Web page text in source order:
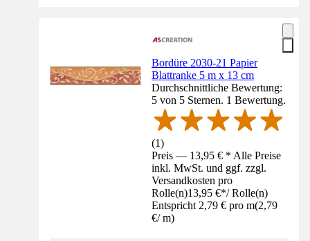
Bordüre 2030-21 Papier
Blattranke 5 m x 13 cm
Durchschnittliche Bewertung:
5 von 5 Sternen. 1 Bewertung.
(1)
Preis — 13,95 € * Alle Preise
inkl. MwSt. und ggf. zzgl.
Versandkosten pro
Rolle(n)13,95 €*/ Rolle(n)
Entspricht 2,79 € pro m(2,79
€/ m)